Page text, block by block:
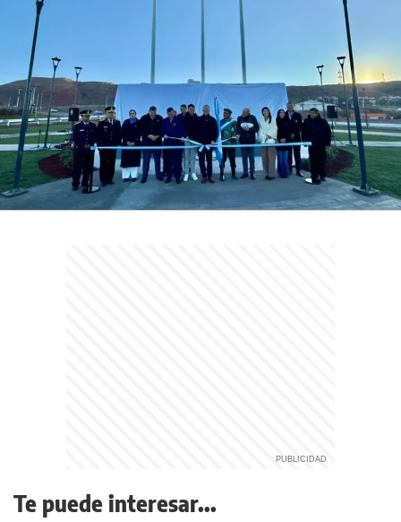
Te puede interesar...